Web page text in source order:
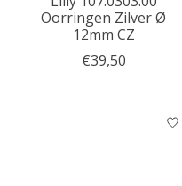
Oorringen Zilver Ø
12mm CZ
€39,50